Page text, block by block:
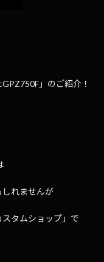
」のご紹介！
れませんが
タムショップ」で